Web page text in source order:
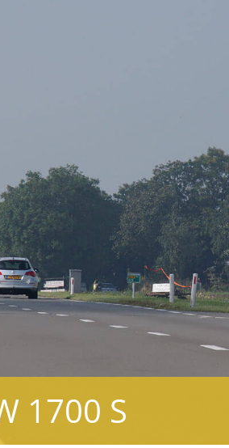
1700 S